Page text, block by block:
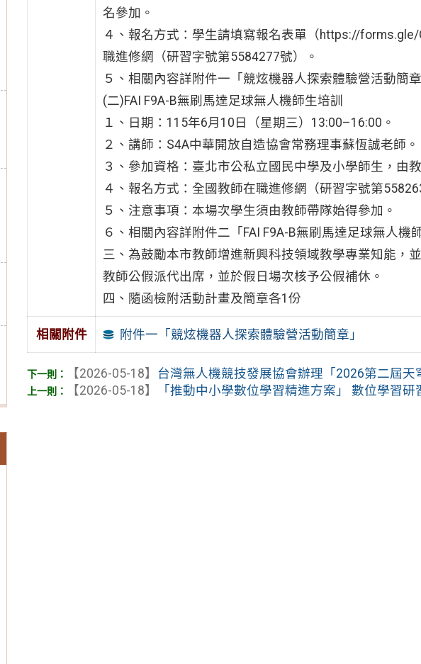
名參加。
４、報名方式：學生請填寫報名表單（https://
職進修網（研習字號第5584277號）。
５、相關內容詳附件一「競炫機器人探索體驗營活動簡章
(二)FAI F9A-B無刷馬達足球無人機師生培訓
１、日期：115年6月10日（星期三）13:00–16:00。
２、講師：S4A中華開放自造協會常務理事蘇恆誠老師。
３、參加資格：臺北市公私立國民中學及小學師生，由
４、報名方式：全國教師在職進修網（研習字號第
５、注意事項：本場次學生須由教師帶隊始得參加。
６、相關內容詳附件二「FAI F9A-B無刷馬達足球無人機
三、為鼓勵本市教師增進新興科技領域教學專業知能，
教師公假派代出席，並於假日場次核予公假補休。
四、隨函檢附活動計畫及簡章各1份
相關附件 附件一「競炫機器人探索體驗營活動簡章」
【2026-05-18】 台灣無人機競技發展協會辦理「2026第二屆天
【2026-05-18】
「推動中小學數位學習精進方案」 數位學習